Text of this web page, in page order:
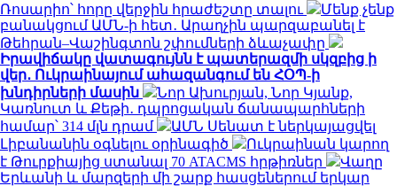
Ռոսարիո՝ հորը վերջին հրաժեշտը տալու
Մենք չենք
բանակցում ԱՄՆ-ի հետ․ Արաղչին պարզաբանել է
Թեհրան–Վաշինգտոն շփումների ձևաչափը
Իրավիճակը վատագույնն է պատերազմի սկզբից ի
վեր․ Ուկրաինայում ահազանգում են ՀՕՊ-ի
խնդիրների մասին
Նոր Ախուրյան, Նոր Կյանք,
Կառնուտ և Քեթի․ դպրոցական ճանապարհների
համար՝ 314 մլն դրամ
ԱՄՆ Սենատ է ներկայացվել
Լիբանանին օգնելու օրինագիծ
Ուկրաինան կարող
է Թուրքիայից ստանալ 70 ATACMS հրթիռներ
Վաղը
Երևանի և մարզերի մի շարք հասցեներում երկար